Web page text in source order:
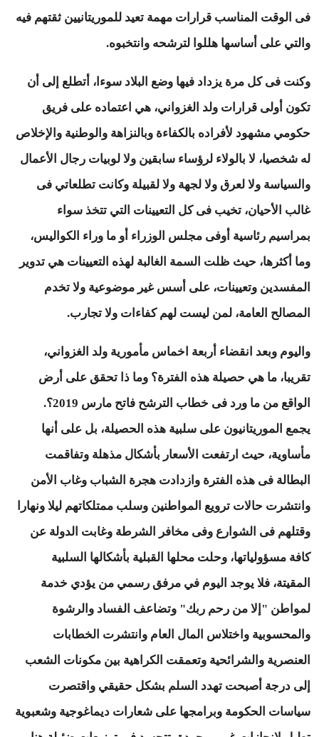
فى الوقت المناسب قرارات مهمة تعيد للموريتانيين ثقتهم فيه
والتي على أساسها هللوا لترشحه وانتخبوه.
وكنت فى كل مرة يزداد فيها وضع البلاد سوءا، أتطلع إلى أن
تكون أولى قرارات ولد الغزواني، هي اعتماده على فريق
حكومي مشهود لأفراده بالكفاءة وبالنزاهة والوطنية والإخلاص
له شخصيا، لا بالولاء لرؤساء سابقين ولا لوبيات رجال الأعمال
والسياسة ولا لعرق ولا لجهة ولا لقبيلة وكانت تطلعاتي فى
غالب الأحيان، تخيب فى كل التعيينات التي تتخذ سواء
بمراسيم رئاسية أوفى مجلس الوزراء أو ما وراء الكواليس،
وما أكثرها، حيث ظلت السمة الغالبة لهذه التعيينات هي تدوير
المفسدين وتعيينات، على أسس غير موضوعية ولا تخدم
المصالح العامة، لمن ليست لهم كفاءات ولا تجارب.
واليوم وبعد انقضاء أربعة اخماس مأمورية ولد الغزواني،
تقريبا، ما هي حصيلة هذه الفترة؟ وما ذا تحقق على أرض
الواقع من ما ورد فى خطاب الترشح فاتح مارس 2019؟.
يجمع الموريتانيون على سلبية هذه الحصيلة، بل على أنها
مأساوية، حيث ارتفعت الأسعار بأشكال مذهلة وتفاقمت
البطالة فى هذه الفترة وازدادت هجرة الشباب وغاب الأمن
وانتشرت حالات ترويع المواطنين وسلب ممتلكاتهم ليلا ونهارا
وقتلهم فى الشوارع وفى مخافر الشرطة وغابت الدولة عن
كافة مسؤولياتها، وحلت محلها القبلية بأشكالها السلبية
المقيتة، فلا يوجد اليوم في مرفق رسمي من يؤدي خدمة
لمواطن "إلا من رحم ربك" وتضاعف الفساد والرشوة
والمحسوبية واختلاس المال العام وانتشرت الخطابات
العنصرية والشرائحية وتعمقت الكراهية بين مكونات الشعب
إلى درجة أصبحت تهدد السلم بشكل حقيقي واقتصرت
سياسات الحكومة وبرامجها على شعارات ديماغوجية وشعبوية